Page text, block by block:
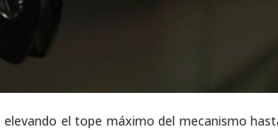
el tope máximo del mecanismo